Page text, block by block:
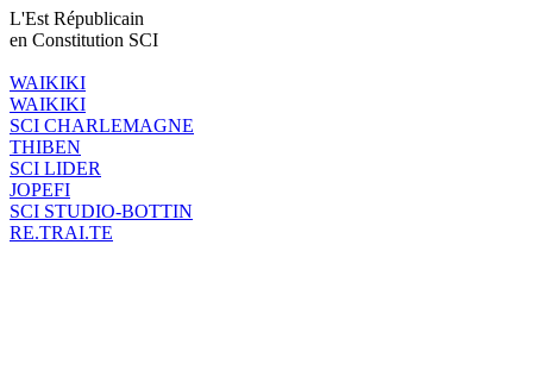
L'Est Républicain
en Constitution SCI
WAIKIKI
WAIKIKI
SCI CHARLEMAGNE
THIBEN
SCI LIDER
JOPEFI
SCI STUDIO-BOTTIN
RE.TRAI.TE